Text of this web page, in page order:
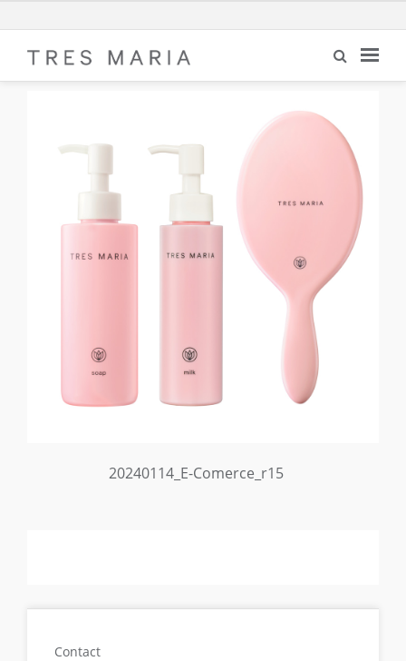
20240114_E-Comerce_r15
Contact